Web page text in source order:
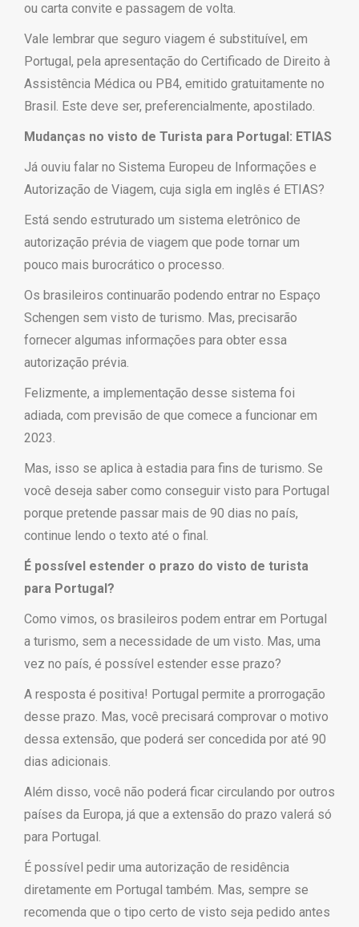
ou carta convite e passagem de volta.
Vale lembrar que seguro viagem é substituível, em
Portugal, pela apresentação do Certificado de Direito à
Assistência Médica ou PB4, emitido gratuitamente no
Brasil. Este deve ser, preferencialmente, apostilado.
Mudanças no visto de Turista para Portugal: ETIAS
Já ouviu falar no Sistema Europeu de Informações e
Autorização de Viagem, cuja sigla em inglês é ETIAS?
Está sendo estruturado um sistema eletrônico de
autorização prévia de viagem que pode tornar um
pouco mais burocrático o processo.
Os brasileiros continuarão podendo entrar no Espaço
Schengen sem visto de turismo. Mas, precisarão
fornecer algumas informações para obter essa
autorização prévia.
Felizmente, a implementação desse sistema foi
adiada, com previsão de que comece a funcionar em
2023.
Mas, isso se aplica à estadia para fins de turismo. Se
você deseja saber como conseguir visto para Portugal
porque pretende passar mais de 90 dias no país,
continue lendo o texto até o final.
É possível estender o prazo do visto de turista
para Portugal?
Como vimos, os brasileiros podem entrar em Portugal
a turismo, sem a necessidade de um visto. Mas, uma
vez no país, é possível estender esse prazo?
A resposta é positiva! Portugal permite a prorrogação
desse prazo. Mas, você precisará comprovar o motivo
dessa extensão, que poderá ser concedida por até 90
dias adicionais.
Além disso, você não poderá ficar circulando por outros
países da Europa, já que a extensão do prazo valerá só
para Portugal.
É possível pedir uma autorização de residência
diretamente em Portugal também. Mas, sempre se
recomenda que o tipo certo de visto seja pedido antes